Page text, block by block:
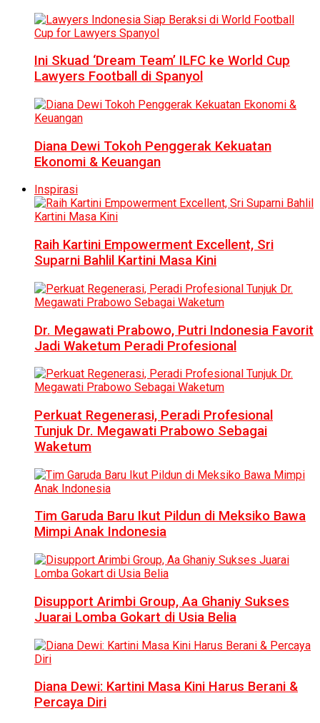
Ini Skuad ‘Dream Team’ ILFC ke World Cup
Lawyers Football di Spanyol
Diana Dewi Tokoh Penggerak Kekuatan
Ekonomi & Keuangan
Inspirasi
Raih Kartini Empowerment Excellent, Sri
Suparni Bahlil Kartini Masa Kini
Dr. Megawati Prabowo, Putri Indonesia Favorit
Jadi Waketum Peradi Profesional
Perkuat Regenerasi, Peradi Profesional
Tunjuk Dr. Megawati Prabowo Sebagai
Waketum
Tim Garuda Baru Ikut Pildun di Meksiko Bawa
Mimpi Anak Indonesia
Disupport Arimbi Group, Aa Ghaniy Sukses
Juarai Lomba Gokart di Usia Belia
Diana Dewi: Kartini Masa Kini Harus Berani &
Percaya Diri